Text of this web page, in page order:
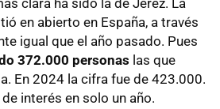
en abierto en España, a través
igual que el año pasado. Pues
372.000 personas las que
En 2024 la cifra fue de 423.000.
interés en solo un año.